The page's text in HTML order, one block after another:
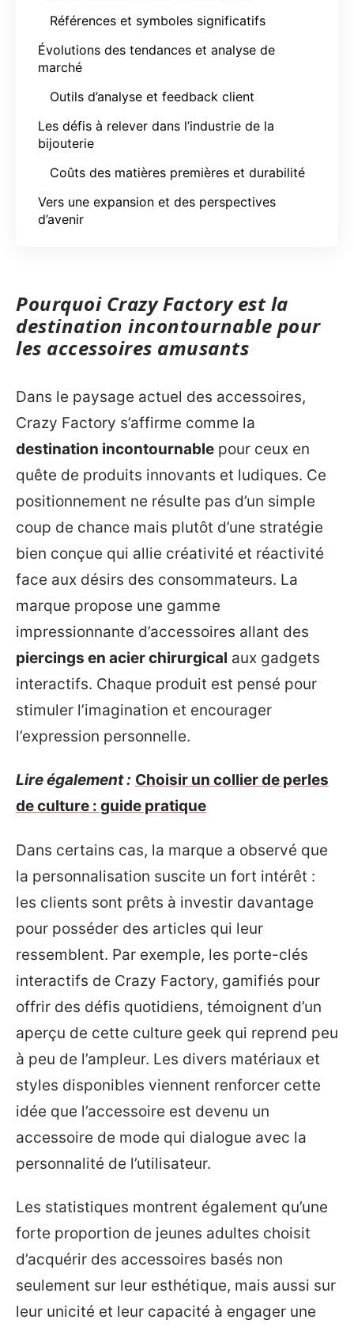
Références et symboles significatifs
Évolutions des tendances et analyse de
marché
Outils d’analyse et feedback client
Les défis à relever dans l’industrie de la
bijouterie
Coûts des matières premières et durabilité
Vers une expansion et des perspectives
d’avenir
Pourquoi Crazy Factory est la
destination incontournable pour
les accessoires amusants
Dans le paysage actuel des accessoires,
Crazy Factory s’affirme comme la
destination incontournable pour ceux en
quête de produits innovants et ludiques. Ce
positionnement ne résulte pas d’un simple
coup de chance mais plutôt d’une stratégie
bien conçue qui allie créativité et réactivité
face aux désirs des consommateurs. La
marque propose une gamme
impressionnante d’accessoires allant des
piercings en acier chirurgical aux gadgets
interactifs. Chaque produit est pensé pour
stimuler l’imagination et encourager
l’expression personnelle.
Lire également : Choisir un collier de perles
de culture : guide pratique
Dans certains cas, la marque a observé que
la personnalisation suscite un fort intérêt :
les clients sont prêts à investir davantage
pour posséder des articles qui leur
ressemblent. Par exemple, les porte-clés
interactifs de Crazy Factory, gamifiés pour
offrir des défis quotidiens, témoignent d’un
aperçu de cette culture geek qui reprend peu
à peu de l’ampleur. Les divers matériaux et
styles disponibles viennent renforcer cette
idée que l’accessoire est devenu un
accessoire de mode qui dialogue avec la
personnalité de l’utilisateur.
Les statistiques montrent également qu’une
forte proportion de jeunes adultes choisit
d’acquérir des accessoires basés non
seulement sur leur esthétique, mais aussi sur
leur unicité et leur capacité à engager une